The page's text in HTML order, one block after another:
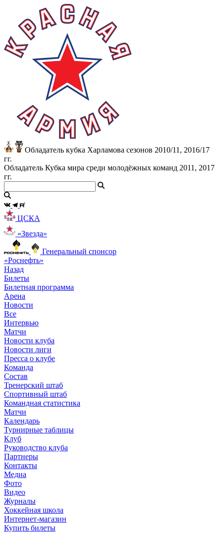
Обладатель кубка Харламова сезонов 2010/11, 2016/17
гг.
Обладатель Кубка мира среди молодёжных команд 2011, 2017
гг.
ЦСКА
«Звезда»
Генеральный спонсор
«Роснефть»
Назад
Билеты
Билетная программа
Арена
Новости
Все
Интервью
Матчи
Новости клуба
Новости лиги
Пресса о клубе
Команда
Состав
Тренерский штаб
Спортивный штаб
Командная статистика
Матчи
Календарь
Турнирные таблицы
Клуб
Руководство клуба
Партнеры
Контакты
Медиа
Фото
Видео
Журналы
Хоккейная школа
Интернет-магазин
Купить билеты